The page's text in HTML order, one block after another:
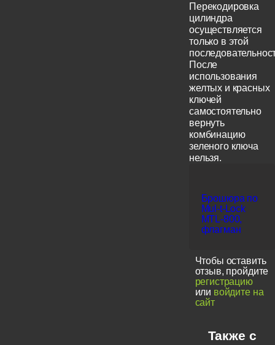
Перекодировка
цилиндра
осуществляется
только в этой
После
использования
желтых и красных
ключей
самостоятельно
вернуть
комбинацию
зеленого ключа
нельзя.
Брошюра по
Mul-t-Lock
MTL-800,
флагман
Чтобы оставить
отзыв, пройдите
регистрацию
или войдите на
сайт
Также с